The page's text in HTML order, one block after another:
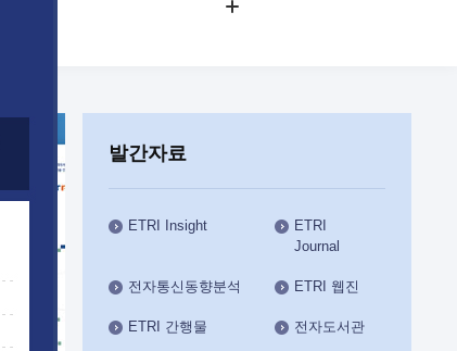
인공지능안전연구소
우주항공반도체전략연구단
대경권연구본부
호남권연구본부
기획본부
사업화본부
행정본부
대외협력부
ETRI CI
발간자료
ETRI Insight
ETRI
Journal
전자통신동향분석 ETRI 웹진
ETRI 간행물 전자도서관